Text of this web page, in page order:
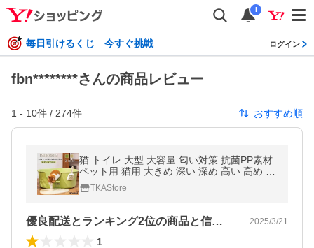
i
毎日引けるくじ 今すぐ挑戦 ログイン
fbn********さんの商品レビュー
1 - 10件 / 274件 おすすめ順
猫 トイレ 大型 大容量 匂い対策 抗菌PP素材
ペット用 猫用 大きめ 深い 深め 高い 高め 砂
の飛び散ら防止 砂の飛び散ら防止 組み立て
しやすい おしゃれ
TKAStore
優良配送とランキング2位の商品と信じて… 2025/3/21
1